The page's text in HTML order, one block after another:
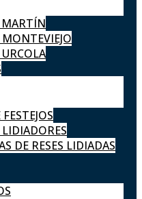
DE RESES LIDIADAS